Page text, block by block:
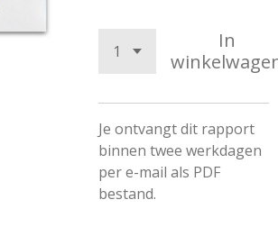
In
Je ontvangt dit rapport
binnen twee werkdagen
per e-mail als PDF
bestand.